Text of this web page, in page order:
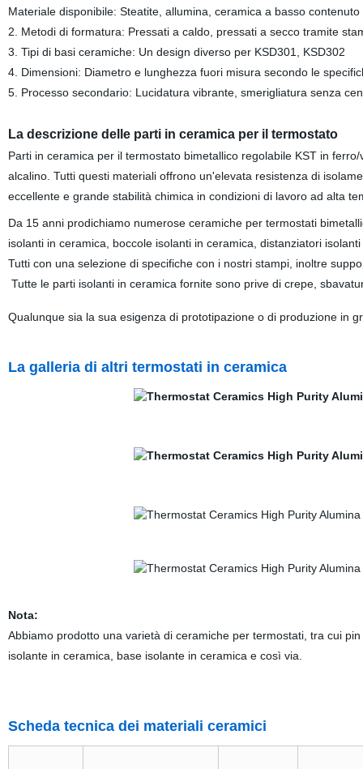
Materiale disponibile: Steatite, allumina, ceramica a basso contenuto
2. Metodi di formatura: Pressati a caldo, pressati a secco tramite
3. Tipi di basi ceramiche: Un design diverso per KSD301, KSD302
4. Dimensioni: Diametro e lunghezza fuori misura secondo le
5. Processo secondario: Lucidatura vibrante, smerigliatura senza
La descrizione delle parti in ceramica per il termostato
Parti in ceramica per il termostato bimetallico regolabile KST in
alcalino. Tutti questi materiali offrono un'elevata resistenza di
eccellente e grande stabilità chimica in condizioni di lavoro ad alta
Da 15 anni prodichiamo numerose ceramiche per termostati
isolanti in ceramica, boccole isolanti in ceramica, distanziatori
Tutti con una selezione di specifiche con i nostri stampi, inoltre
Tutte le parti isolanti in ceramica fornite sono prive di crepe,
Qualunque sia la sua esigenza di prototipazione o di produzione in
La galleria di altri termostati in ceramica
Nota:
Abbiamo prodotto una varietà di ceramiche per termostati, tra cui
isolante in ceramica, base isolante in ceramica e così via.
Scheda tecnica dei materiali ceramici